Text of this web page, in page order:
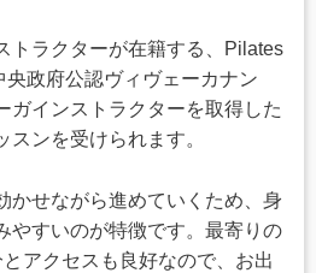
トラクターが在籍する、Pilates
政府公認ヴィヴェーカナン
ガインストラクターを取得した
ンを受けられます。
かせながら進めていくため、身
やすいのが特徴です。最寄りの
アクセスも良好なので、お出